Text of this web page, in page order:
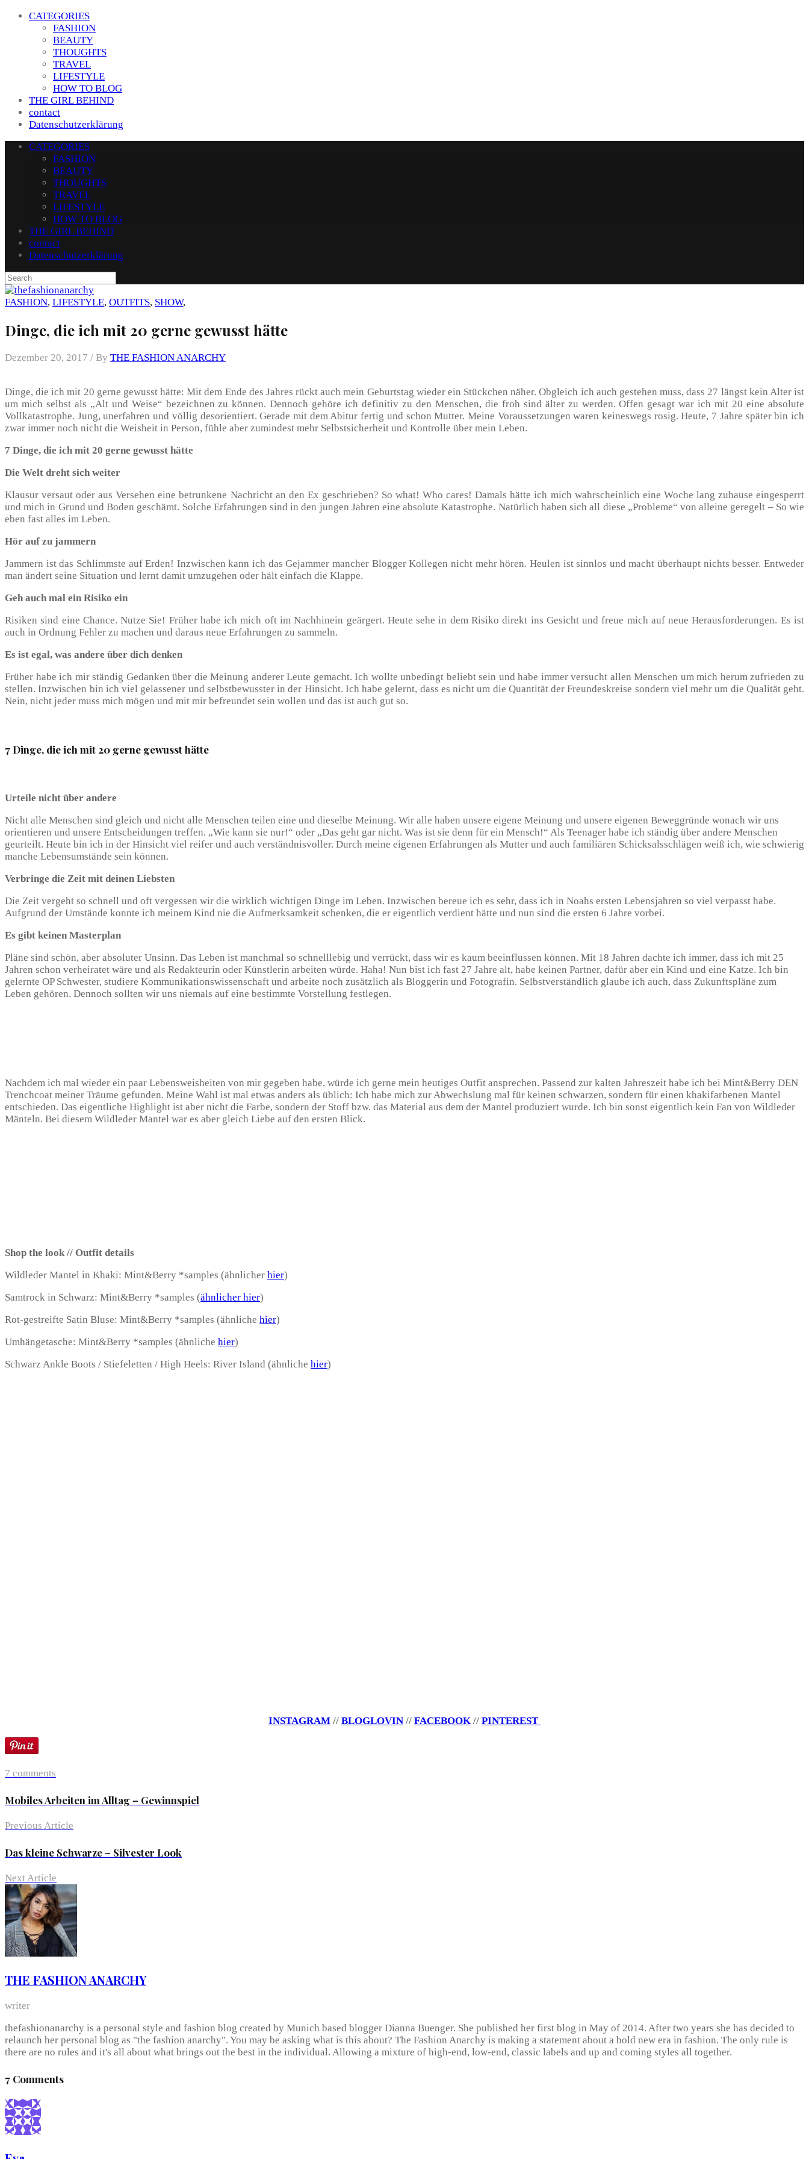
CATEGORIES
FASHION
BEAUTY
THOUGHTS
TRAVEL
LIFESTYLE
HOW TO BLOG
THE GIRL BEHIND
contact
Datenschutzerklärung
CATEGORIES
FASHION
BEAUTY
THOUGHTS
TRAVEL
LIFESTYLE
HOW TO BLOG
THE GIRL BEHIND
contact
Datenschutzerklärung
FASHION, LIFESTYLE, OUTFITS, SHOW,
Dinge, die ich mit 20 gerne gewusst hätte
Dezember 20, 2017 / By THE FASHION ANARCHY
Dinge, die ich mit 20 gerne gewusst hätte: Mit dem Ende des Jahres rückt auch mein Geburtstag wieder ein Stückchen näher. Obgleich ich auch gestehen muss, dass 27 längst kein Alter ist
um mich selbst als „Alt und Weise“ bezeichnen zu können. Dennoch gehöre ich definitiv zu den Menschen, die froh sind älter zu werden. Offen gesagt war ich mit 20 eine absolute
Vollkatastrophe. Jung, unerfahren und völlig desorientiert. Gerade mit dem Abitur fertig und schon Mutter. Meine Voraussetzungen waren keineswegs rosig. Heute, 7 Jahre später bin ich
zwar immer noch nicht die Weisheit in Person, fühle aber zumindest mehr Selbstsicherheit und Kontrolle über mein Leben.
7 Dinge, die ich mit 20 gerne gewusst hätte
Die Welt dreht sich weiter
Klausur versaut oder aus Versehen eine betrunkene Nachricht an den Ex geschrieben? So what! Who cares! Damals hätte ich mich wahrscheinlich eine Woche lang zuhause eingesperrt
und mich in Grund und Boden geschämt. Solche Erfahrungen sind in den jungen Jahren eine absolute Katastrophe. Natürlich haben sich all diese „Probleme“ von alleine geregelt – So wie
eben fast alles im Leben.
Hör auf zu jammern
Jammern ist das Schlimmste auf Erden! Inzwischen kann ich das Gejammer mancher Blogger Kollegen nicht mehr hören. Heulen ist sinnlos und macht überhaupt nichts besser. Entweder
man ändert seine Situation und lernt damit umzugehen oder hält einfach die Klappe.
Geh auch mal ein Risiko ein
Risiken sind eine Chance. Nutze Sie! Früher habe ich mich oft im Nachhinein geärgert. Heute sehe in dem Risiko direkt ins Gesicht und freue mich auf neue Herausforderungen. Es ist
auch in Ordnung Fehler zu machen und daraus neue Erfahrungen zu sammeln.
Es ist egal, was andere über dich denken
Früher habe ich mir ständig Gedanken über die Meinung anderer Leute gemacht. Ich wollte unbedingt beliebt sein und habe immer versucht allen Menschen um mich herum zufrieden zu
stellen. Inzwischen bin ich viel gelassener und selbstbewusster in der Hinsicht. Ich habe gelernt, dass es nicht um die Quantität der Freundeskreise sondern viel mehr um die Qualität geht.
Nein, nicht jeder muss mich mögen und mit mir befreundet sein wollen und das ist auch gut so.
7 Dinge, die ich mit 20 gerne gewusst hätte
Urteile nicht über andere
Nicht alle Menschen sind gleich und nicht alle Menschen teilen eine und dieselbe Meinung. Wir alle haben unsere eigene Meinung und unsere eigenen Beweggründe wonach wir uns
orientieren und unsere Entscheidungen treffen. „Wie kann sie nur!“ oder „Das geht gar nicht. Was ist sie denn für ein Mensch!“ Als Teenager habe ich ständig über andere Menschen
geurteilt. Heute bin ich in der Hinsicht viel reifer und auch verständnisvoller. Durch meine eigenen Erfahrungen als Mutter und auch familiären Schicksalsschlägen weiß ich, wie schwierig
manche Lebensumstände sein können.
Verbringe die Zeit mit deinen Liebsten
Die Zeit vergeht so schnell und oft vergessen wir die wirklich wichtigen Dinge im Leben. Inzwischen bereue ich es sehr, dass ich in Noahs ersten Lebensjahren so viel verpasst habe.
Aufgrund der Umstände konnte ich meinem Kind nie die Aufmerksamkeit schenken, die er eigentlich verdient hätte und nun sind die ersten 6 Jahre vorbei.
Es gibt keinen Masterplan
Pläne sind schön, aber absoluter Unsinn. Das Leben ist manchmal so schnelllebig und verrückt, dass wir es kaum beeinflussen können. Mit 18 Jahren dachte ich immer, dass ich mit 25
Jahren schon verheiratet wäre und als Redakteurin oder Künstlerin arbeiten würde. Haha! Nun bist ich fast 27 Jahre alt, habe keinen Partner, dafür aber ein Kind und eine Katze. Ich bin
gelernte OP Schwester, studiere Kommunikationswissenschaft und arbeite noch zusätzlich als Bloggerin und Fotografin. Selbstverständlich glaube ich auch, dass Zukunftspläne zum
Leben gehören. Dennoch sollten wir uns niemals auf eine bestimmte Vorstellung festlegen.
Nachdem ich mal wieder ein paar Lebensweisheiten von mir gegeben habe, würde ich gerne mein heutiges Outfit ansprechen. Passend zur kalten Jahreszeit habe ich bei Mint&Berry DEN
Trenchcoat meiner Träume gefunden. Meine Wahl ist mal etwas anders als üblich: Ich habe mich zur Abwechslung mal für keinen schwarzen, sondern für einen khakifarbenen Mantel
entschieden. Das eigentliche Highlight ist aber nicht die Farbe, sondern der Stoff bzw. das Material aus dem der Mantel produziert wurde. Ich bin sonst eigentlich kein Fan von Wildleder
Mänteln. Bei diesem Wildleder Mantel war es aber gleich Liebe auf den ersten Blick.
Shop the look // Outfit details
Wildleder Mantel in Khaki: Mint&Berry *samples (ähnlicher hier)
Samtrock in Schwarz: Mint&Berry *samples (ähnlicher hier)
Rot-gestreifte Satin Bluse: Mint&Berry *samples (ähnliche hier)
Umhängetasche: Mint&Berry *samples (ähnliche hier)
Schwarz Ankle Boots / Stiefeletten / High Heels: River Island (ähnliche hier)
INSTAGRAM // BLOGLOVIN // FACEBOOK // PINTEREST
7 comments
Mobiles Arbeiten im Alltag – Gewinnspiel
Previous Article
Das kleine Schwarze – Silvester Look
Next Article
THE FASHION ANARCHY
writer
thefashionanarchy is a personal style and fashion blog created by Munich based blogger Dianna Buenger. She published her first blog in May of 2014. After two years she has decided to
relaunch her personal blog as "the fashion anarchy". You may be asking what is this about? The Fashion Anarchy is making a statement about a bold new era in fashion. The only rule is
there are no rules and it's all about what brings out the best in the individual. Allowing a mixture of high-end, low-end, classic labels and up and coming styles all together.
7 Comments